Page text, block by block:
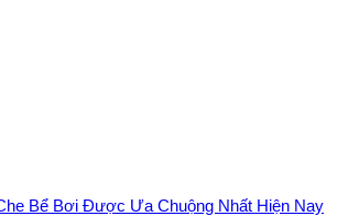
Bể Bơi Được Ưa Chuộng Nhất Hiện Nay